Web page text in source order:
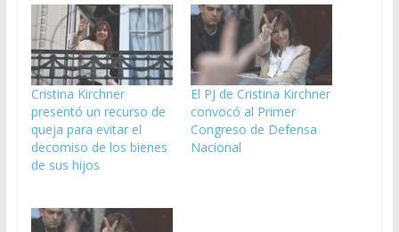
Cristina Kirchner
presentó un recurso de
queja para evitar el
decomiso de los bienes
de sus hijos
El PJ de Cristina Kirchner
convocó al Primer
Congreso de Defensa
Nacional